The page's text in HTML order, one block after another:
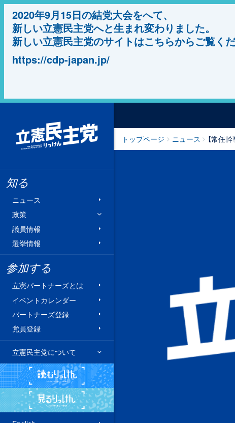
2020年9月15日の結党大会をへて、
新しい立憲民主党へと生まれ変わりました。
新しい立憲民主党のサイトはこちらからご覧くだ
https://cdp-japan.jp/
知る
ニュース
政策
議員情報
選挙情報
参加する
立憲パートナーズとは
イベントカレンダー
パートナーズ登録
党員登録
立憲民主党について
トップページ ニュース 【常任